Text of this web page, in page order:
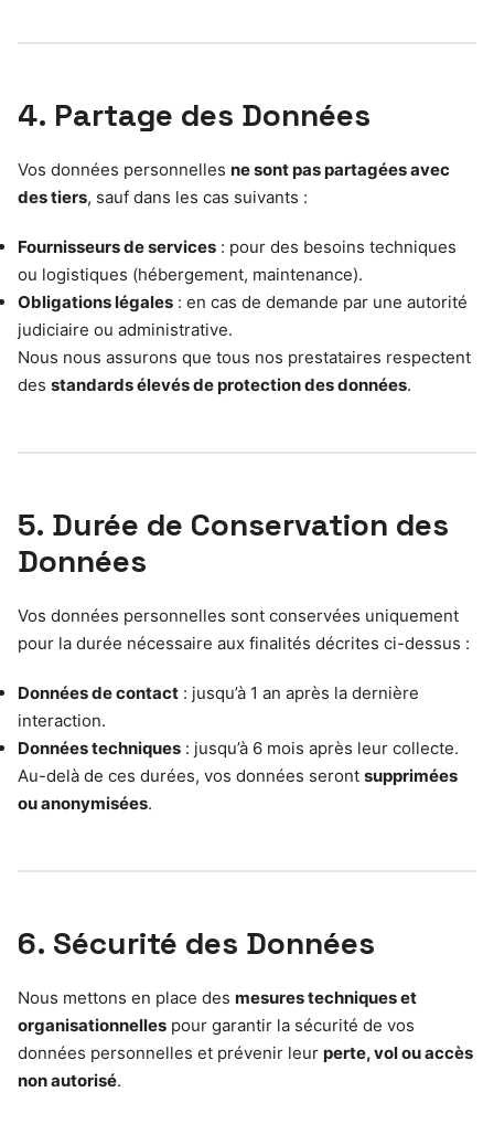
4. Partage des Données
Vos données personnelles ne sont pas partagées avec
des tiers, sauf dans les cas suivants :
Fournisseurs de services : pour des besoins techniques
ou logistiques (hébergement, maintenance).
Obligations légales : en cas de demande par une autorité
judiciaire ou administrative.
Nous nous assurons que tous nos prestataires respectent
des standards élevés de protection des données.
5. Durée de Conservation des
Données
Vos données personnelles sont conservées uniquement
pour la durée nécessaire aux finalités décrites ci-dessus :
Données de contact : jusqu’à 1 an après la dernière
interaction.
Données techniques : jusqu’à 6 mois après leur collecte.
Au-delà de ces durées, vos données seront supprimées
ou anonymisées.
6. Sécurité des Données
Nous mettons en place des mesures techniques et
organisationnelles pour garantir la sécurité de vos
données personnelles et prévenir leur perte, vol ou accès
non autorisé.